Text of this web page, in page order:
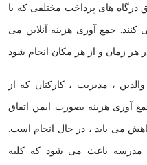
درگاه های پرداخت مختلفی که با
جمع آوری هزینه آنلاین می
، مدیریت ، کارکنان که از
آوری هزینه بصورت ایمن اتفاق
می یابد ، در حال انجام است.
مدرسه باعث می شود که کلیه